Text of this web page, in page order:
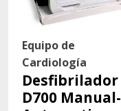
Equipo de
Cardiología
Desfibrilador
D700 Manual-